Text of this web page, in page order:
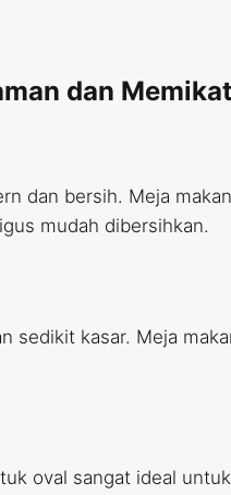
dan Memikat
dan bersih. Meja
mudah dibersihkan.
sedikit kasar. Meja
oval sangat ideal